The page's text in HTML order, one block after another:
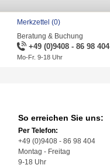
Merkzettel (0)
Beratung & Buchung
+49 (0)9408 - 86 98 404
Mo-Fr. 9-18 Uhr
So erreichen Sie uns:
Per Telefon:
+49 (0)9408 - 86 98 404
Montag - Freitag
9-18 Uhr